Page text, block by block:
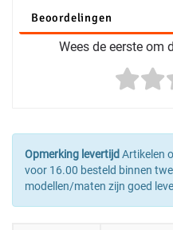
Beoordelingen
Wees de eerste om
Opmerking levertijd Artikelen
voor 16.00 besteld binnen
modellen/maten zijn goed